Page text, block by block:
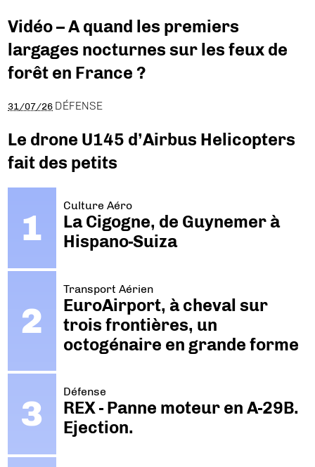
Vidéo – A quand les premiers
largages nocturnes sur les feux de
forêt en France ?
31/07/26 DÉFENSE
Le drone U145 d’Airbus Helicopters
fait des petits
Culture Aéro
La Cigogne, de Guynemer à
Hispano-Suiza
Transport Aérien
EuroAirport, à cheval sur
trois frontières, un
octogénaire en grande forme
Défense
REX - Panne moteur en A-29B.
Ejection.